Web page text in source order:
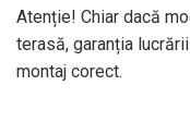
Atenție! Chiar dacă
terasă, garanția
montaj corect.